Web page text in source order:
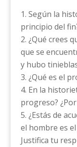
Según la
principio del
¿Qué crees
que se
y hubo
¿Qué es el
En la
progreso?
¿Estás de
el hombre es
Justifica tu